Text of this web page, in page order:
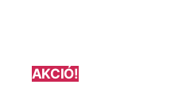
AKCIÓ!